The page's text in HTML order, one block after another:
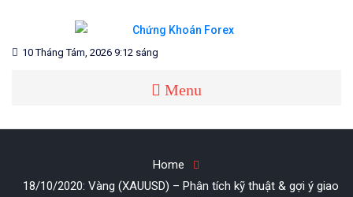
content
CHỨNG KHOÁN FOREX
Blog chia sẻ về Chứng Khoán và Forex
10 Tháng Tám, 2026 9:12 sáng
Menu
Home
18/10/2020: Vàng (XAUUSD) – Phân tích kỹ thuật & gợi ý giao